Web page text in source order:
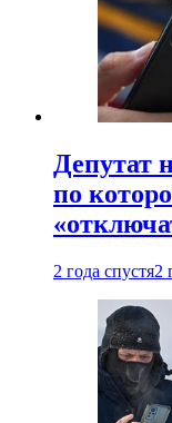
Депутат
по
2 года спустя2